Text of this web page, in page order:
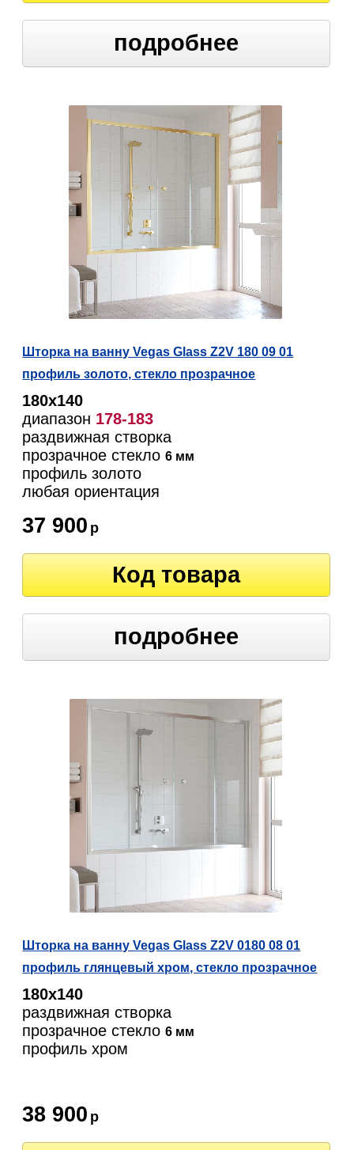
подробнее
Шторка на ванну Vegas Glass Z2V 180 09 01
профиль золото, стекло прозрачное
180х140
диапазон 178-183
раздвижная створка
прозрачное стекло6 мм
профиль золото
любая ориентация
37 900 р
Код товара
подробнее
Шторка на ванну Vegas Glass Z2V 0180 08 01
профиль глянцевый хром, стекло прозрачное
180х140
раздвижная створка
прозрачное стекло6 мм
профиль хром
38 900 р